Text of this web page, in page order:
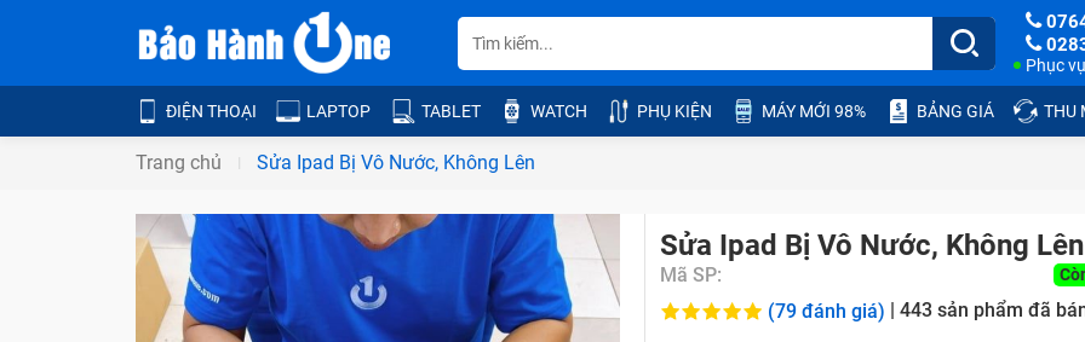
Phục
ĐIỆN THOẠI LAPTOP TABLET WATCH PHỤ KIỆN MÁY MỚI 98% BẢNG GIÁ THU
Trang chủ Sửa Ipad Bị Vô Nước, Không Lên
Sửa Ipad Bị Vô Nước, Không Lên
Mã SP:
(79 đánh giá) | 443 sản phẩm đã